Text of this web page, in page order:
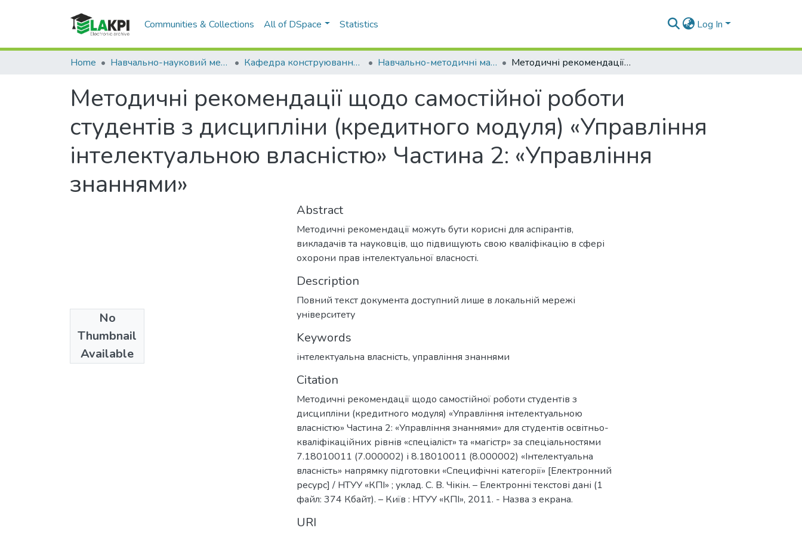
Communities & Collections All of DSpace Statistics Log In
Home Навчально-науковий механіко-машинобудівний інститут (НН ММІ) Кафедра конструювання верстатів та машин (КВМ) Навчально-методичні матеріали (КВМ) Методичні рекомендації щодо самостійної роботи студентів з дисципліни (кредитного модуля) «Управління інтелектуальною власністю» Частина 2: «Управління знаннями»
Методичні рекомендації щодо самостійної роботи
студентів з дисципліни (кредитного модуля) «Управління
інтелектуальною власністю» Частина 2: «Управління
знаннями»
No
Thumbnail
Available
2011
Abstract
Методичні рекомендації можуть бути корисні для аспірантів,
викладачів та науковців, що підвищують свою кваліфікацію в сфері
охорони прав інтелектуальної власності.
Description
Повний текст документа доступний лише в локальній мережі
університету
Keywords
інтелектуальна власність, управління знаннями
Citation
Методичні рекомендації щодо самостійної роботи студентів з
дисципліни (кредитного модуля) «Управління інтелектуальною
власністю» Частина 2: «Управління знаннями» для студентів освітньо-
кваліфікаційних рівнів «спеціаліст» та «магістр» за спеціальностями
7.18010011 (7.000002) і 8.18010011 (8.000002) «Інтелектуальна
власність» напрямку підготовки «Специфічні категорії» [Електронний
ресурс] / НТУУ «КПІ» ; уклад. С. В. Чікін. – Електронні текстові дані (1
файл: 374 Кбайт). – Київ : НТУУ «КПІ», 2011. - Назва з екрана.
URI